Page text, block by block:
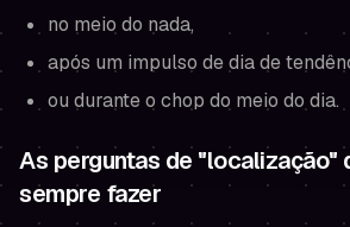
no meio do nada,
após um impulso de dia de
ou durante o chop do meio do dia.
As perguntas de "localização"
sempre fazer